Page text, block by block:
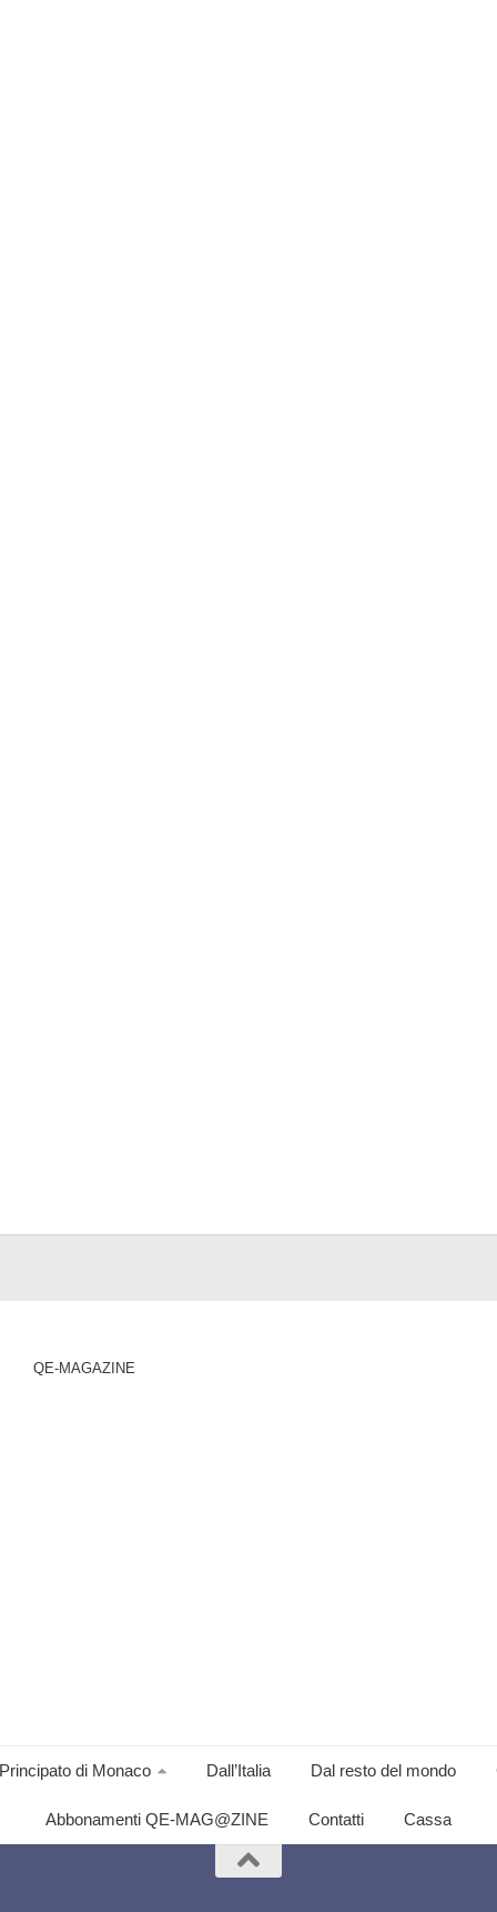
QE-MAGAZINE
di Monaco Dall’Italia Dal resto del mondo
Abbonamenti QE-MAG@ZINE Contatti Cassa